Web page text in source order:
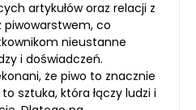
artykułów oraz relacji z
piwowarstwem, co
nieustanne
i doświadczeń.
że piwo to znacznie
sztuka, która łączy ludzi i